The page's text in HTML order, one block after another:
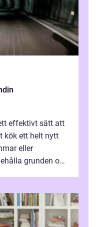
effektivt sätt att
kök ett helt nytt
eller
grunden och